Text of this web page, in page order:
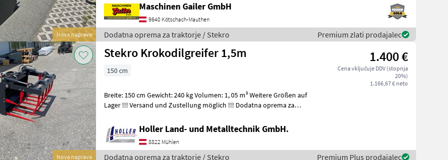
Nova naprava
Maschinen Gailer GmbH
9640 Kötschach-Mauthen
Dodatna oprema za traktorje / Stekro Premium zlati prodajalec
Nova naprava
Stekro Krokodilgreifer 1,5m 1.400 €
Cena vključuje DDV (stopnja
20%)
1.166,67 € neto
150 cm
Breite: 150 cm Gewicht: 240 kg Volumen: 1, 05 m³ Weitere Größen auf
Lager !!! Versand und Zustellung möglich !!! Dodatna oprema za
Holler Land- und Metalltechnik GmbH.
8822 Mühlen
Dodatna oprema za traktorje / Stekro Premium Plus prodajalec